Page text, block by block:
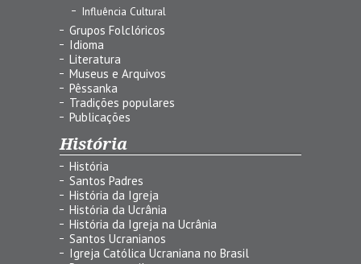
Influência Cultural
Grupos Folclóricos
Idioma
Literatura
Museus e Arquivos
Pêssanka
Tradições populares
Publicações
História
História
Santos Padres
História da Igreja
História da Ucrânia
História da Igreja na Ucrânia
Santos Ucranianos
Igreja Católica Ucraniana no Brasil